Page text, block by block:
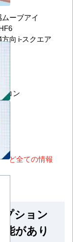
ーブアイ
向 i-スクエア
コン
ど全ての情報
ション
があり